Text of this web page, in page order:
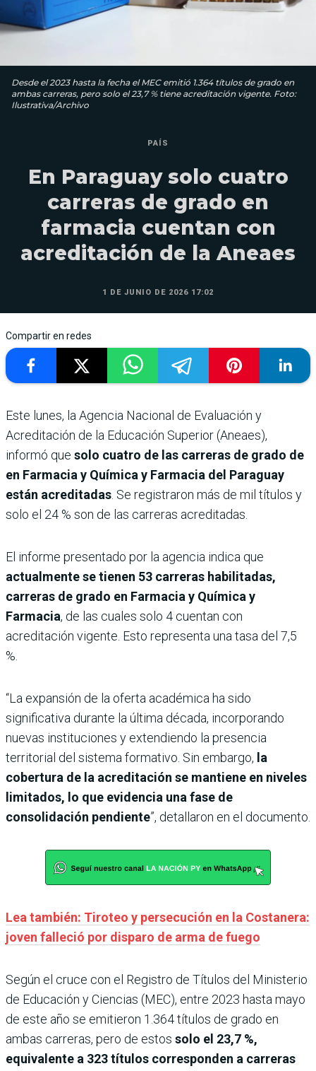
Desde el 2023 hasta la fecha el MEC emitió 1.364 títulos de grado en
ambas carreras, pero solo el 23,7 % tiene acreditación vigente. Foto:
Ilustrativa/Archivo
PAÍS
En Paraguay solo cuatro
carreras de grado en
farmacia cuentan con
acreditación de la Aneaes
1 DE JUNIO DE 2026 17:02
Compartir en redes
Este lunes, la Agencia Nacional de Evaluación y
Acreditación de la Educación Superior (Aneaes),
informó que solo cuatro de las carreras de grado de
en Farmacia y Química y Farmacia del Paraguay
están acreditadas. Se registraron más de mil títulos y
solo el 24 % son de las carreras acreditadas.
El informe presentado por la agencia indica que
actualmente se tienen 53 carreras habilitadas,
carreras de grado en Farmacia y Química y
Farmacia, de las cuales solo 4 cuentan con
acreditación vigente. Esto representa una tasa del 7,5
%.
“La expansión de la oferta académica ha sido
significativa durante la última década, incorporando
nuevas instituciones y extendiendo la presencia
territorial del sistema formativo. Sin embargo, la
cobertura de la acreditación se mantiene en niveles
limitados, lo que evidencia una fase de
consolidación pendiente”, detallaron en el documento.
Lea también: Tiroteo y persecución en la Costanera:
joven falleció por disparo de arma de fuego
Según el cruce con el Registro de Títulos del Ministerio
de Educación y Ciencias (MEC), entre 2023 hasta mayo
de este año se emitieron 1.364 títulos de grado en
ambas carreras, pero de estos solo el 23,7 %,
equivalente a 323 títulos corresponden a carreras